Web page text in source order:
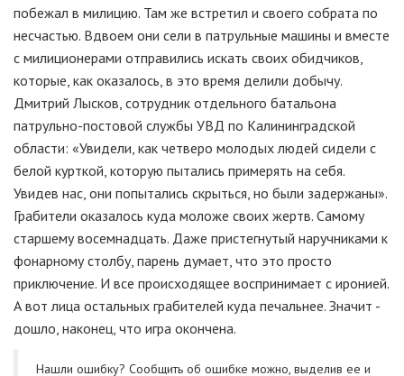
побежал в милицию. Там же встретил и своего собрата по
несчастью. Вдвоем они сели в патрульные машины и вместе
с милиционерами отправились искать своих обидчиков,
которые, как оказалось, в это время делили добычу.
Дмитрий Лысков, сотрудник отдельного батальона
патрульно-постовой службы УВД по Калининградской
области: «Увидели, как четверо молодых людей сидели с
белой курткой, которую пытались примерять на себя.
Увидев нас, они попытались скрыться, но были задержаны».
Грабители оказалось куда моложе своих жертв. Самому
старшему восемнадцать. Даже пристегнутый наручниками к
фонарному столбу, парень думает, что это просто
приключение. И все происходящее воспринимает с иронией.
А вот лица остальных грабителей куда печальнее. Значит -
дошло, наконец, что игра окончена.
Нашли ошибку? Cообщить об ошибке можно, выделив ее и